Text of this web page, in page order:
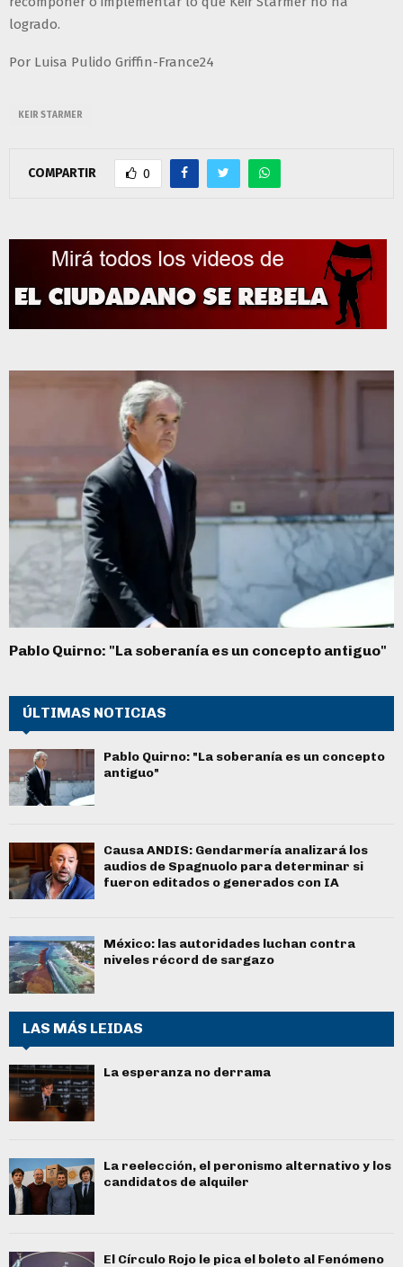
logrado.
Por Luisa Pulido Griffin-France24
KEIR STARMER
COMPARTIR 0
Pablo Quirno: "La soberanía es un concepto antiguo"
ÚLTIMAS NOTICIAS
Pablo Quirno: "La soberanía es un concepto
antiguo"
Causa ANDIS: Gendarmería analizará los
audios de Spagnuolo para determinar si
fueron editados o generados con IA
México: las autoridades luchan contra
niveles récord de sargazo
LAS MÁS LEIDAS
La esperanza no derrama
La reelección, el peronismo alternativo y los
candidatos de alquiler
El Círculo Rojo le pica el boleto al Fenómeno